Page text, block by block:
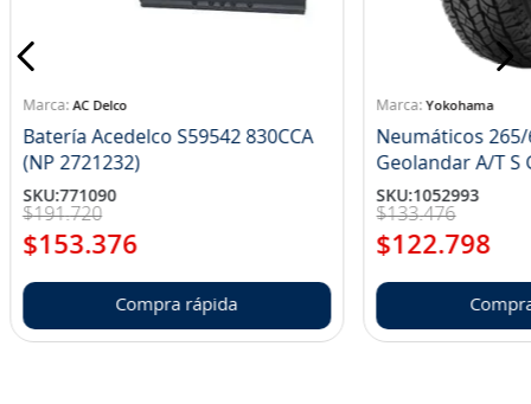
AC Delco
Batería Acedelco S59542 830CCA
(NP 2721232)
SKU:771090
$191.720
$153.376
Compra rápida
Yokohama
Neumáticos 265/
SKU:1052993
$133.476
$122.798